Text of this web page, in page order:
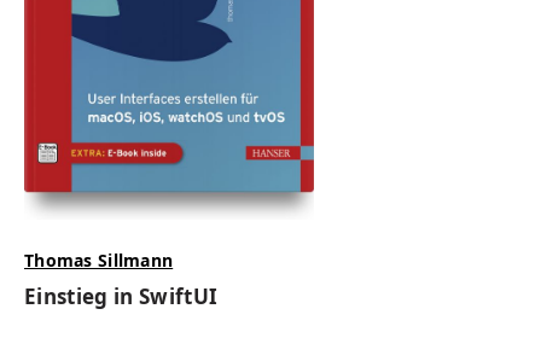
Thomas Sillmann
Einstieg in SwiftUI